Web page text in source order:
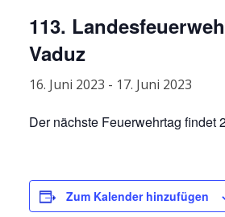
113.
Vaduz
16. Juni 2023 - 17. Juni 2023
Der nächste Feuerwehrtag findet
Zum Kalender hinzufügen